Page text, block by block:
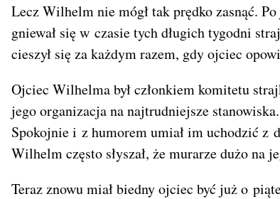
Lecz Wilhelm nie mógł tak prędko zasnąć.
gniewał się w czasie tych długich tygodni
cieszył się za każdym razem, gdy ojciec
Ojciec Wilhelma był członkiem komitetu
jego organizacja na najtrudniejsze
Spokojnie i z humorem umiał im uchodzić z
Wilhelm często słyszał, że murarze dużo na
Teraz znowu miał biedny ojciec być już o